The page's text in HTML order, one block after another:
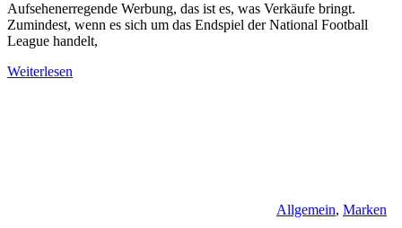
Aufsehenerregende Werbung, das ist es, was Verkäufe bringt.
Zumindest, wenn es sich um das Endspiel der National Football
League handelt,
Weiterlesen
Allgemein, Marken